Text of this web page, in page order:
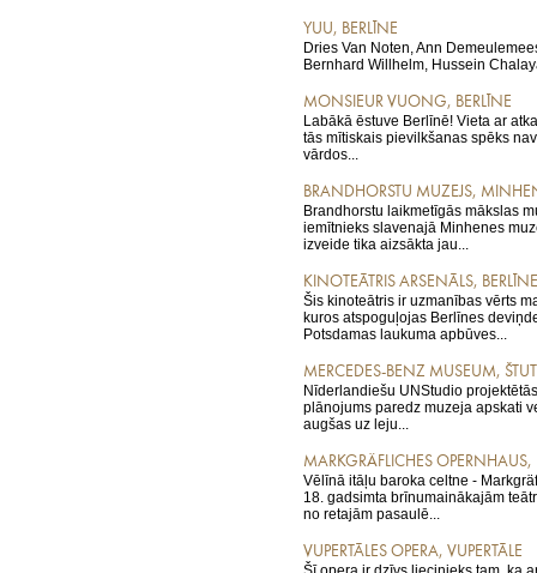
YUU, BERLĪNE
Dries Van Noten, Ann
Bernhard Willhelm, Hussein
MONSIEUR VUONG, BERLĪNE
Labākā ēstuve Berlīnē! Vieta ar
tās mītiskais pievilkšanas spēks
vārdos...
BRANDHORSTU MUZEJS,
Brandhorstu laikmetīgās mākslas
iemītnieks slavenajā Minhenes
izveide tika aizsākta jau...
KINOTEĀTRIS ARSENĀLS, BERLĪNE
Šis kinoteātris ir uzmanības vērts
kuros atspoguļojas Berlīnes
Potsdamas laukuma apbūves...
MERCEDES-BENZ MUSEUM,
Nīderlandiešu UNStudio
plānojums paredz muzeja apskati
augšas uz leju...
MARKGRÄFLICHES OPERNHAUS,
Vēlīnā itāļu baroka celtne -
18. gadsimta brīnumainākajām
no retajām pasaulē...
VUPERTĀLES OPERA, VUPERTĀLE